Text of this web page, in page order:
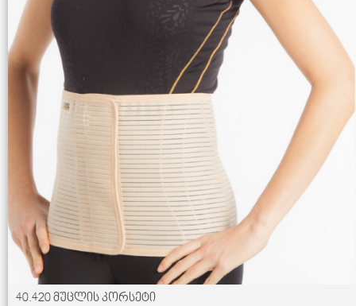
40.420 მუცლის კორსეტი